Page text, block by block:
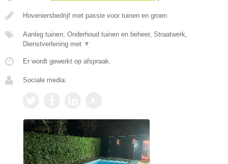
Hoveniersbedrijf met passie voor tuinen en groen
Aanleg tuinen, Onderhoud tuinen en beheer, Straatwerk,
Dienstverlening met ▼
Er wordt gewerkt op afspraak.
Sociale media: